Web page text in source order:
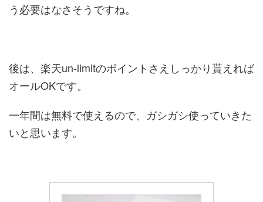
う必要はなさそうですね。
後は、楽天un-limitのポイントさえしっかり貰えれば
オールOKです。
一年間は無料で使えるので、ガシガシ使っていきた
いと思います。